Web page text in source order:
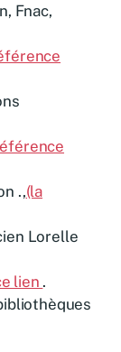
Fnac,
.,(la
Lorelle
lien .